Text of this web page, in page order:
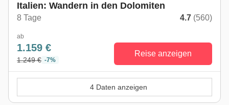
Italien: Wandern in den Dolomiten
8 Tage 4.7 (560)
ab
1.159 €
1.249 € -7%
Reise anzeigen
4 Daten anzeigen